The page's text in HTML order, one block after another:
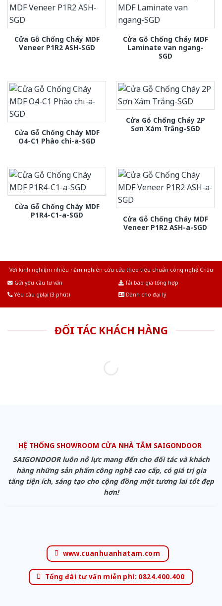
Cửa Gỗ Chống Cháy MDF
Veneer P1R2 ASH-SGD
Cửa Gỗ Chống Cháy MDF
Laminate van ngang-
SGD
Cửa Gỗ Chống Cháy MDF
O4-C1 Phào chi-a-SGD
Cửa Gỗ Chống Cháy 2P
Sơn Xám Trắng-SGD
Cửa Gỗ Chống Cháy MDF
P1R4-C1-a-SGD
Cửa Gỗ Chống Cháy MDF
Veneer P1R2 ASH-a-SGD
Với kinh nghiệm nhiêu năm nghiên cứu cửa theo tiêu chuẩn công nghệ Châu
Gửi yêu cầu tư vấn
Tải báo giá tổng hợp
Yêu cầu gọi lại (3 phút)
Dành cho đại lý
ĐỐI TÁC KHÁCH HÀNG
HỆ THỐNG SHOWROOM CỬA NHÀ TẮM SAIGONDOOR
SAIGONDOOR luôn nỗ lực mang đến cho đối tác và khách
hàng những sản phẩm công nghệ cao cấp, có giá trị gia
tăng tiện ích, sáng tạo cho cộng đồng một tương lai tốt đẹp
hơn!
www.cuanhuanhatam.com
Tổng đài tư vấn miễn phí: 0824.400.400